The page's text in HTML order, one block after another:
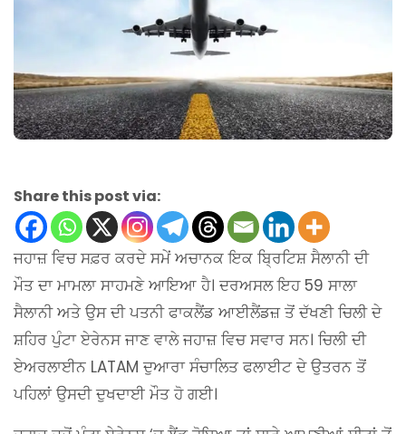
Share this post via:
ਜਹਾਜ਼ ਵਿਚ ਸਫ਼ਰ ਕਰਦੇ ਸਮੇਂ ਅਚਾਨਕ ਇਕ ਬ੍ਰਿਟਿਸ਼ ਸੈਲਾਨੀ ਦੀ
ਮੌਤ ਦਾ ਮਾਮਲਾ ਸਾਹਮਣੇ ਆਇਆ ਹੈ। ਦਰਅਸਲ ਇਹ 59 ਸਾਲਾ
ਸੈਲਾਨੀ ਅਤੇ ਉਸ ਦੀ ਪਤਨੀ ਫਾਕਲੈਂਡ ਆਈਲੈਂਡਜ਼ ਤੋਂ ਦੱਖਣੀ ਚਿਲੀ ਦੇ
ਸ਼ਹਿਰ ਪੁੰਟਾ ਏਰੇਨਸ ਜਾਣ ਵਾਲੇ ਜਹਾਜ਼ ਵਿਚ ਸਵਾਰ ਸਨ। ਚਿਲੀ ਦੀ
ਏਅਰਲਾਈਨ LATAM ਦੁਆਰਾ ਸੰਚਾਲਿਤ ਫਲਾਈਟ ਦੇ ਉਤਰਨ ਤੋਂ
ਪਹਿਲਾਂ ਉਸਦੀ ਦੁਖਦਾਈ ਮੌਤ ਹੋ ਗਈ।